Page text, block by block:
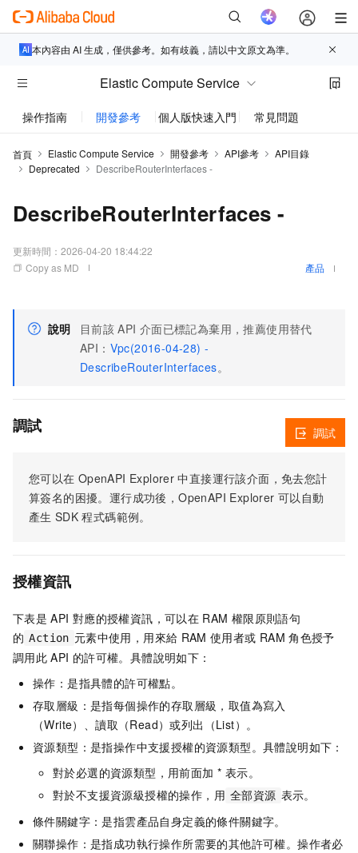
本內容由 AI 生成，僅供參考。如有歧義，請以中文原文為準。
Elastic Compute Service
操作指南 開發參考 個人版快速入門 常見問題
首頁 Elastic Compute Service 開發參考 API參考
API目錄
Deprecated
DescribeRouterInterfaces -
DescribeRouterInterfaces -
更新時間： 2026-04-20 18:44:22
Copy as MD
產品
說明 目前該 API 介面已標記為棄用，推薦使用替代
API： Vpc(2016-04-28) -
DescribeRouterInterfaces。
調試
您可以在 OpenAPI Explorer 中直接運行該介面，免去您計
算簽名的困擾。運行成功後，OpenAPI Explorer 可以自動
產生 SDK 程式碼範例。
調試
授權資訊
下表是 API 對應的授權資訊，可以在 RAM 權限原則語句
的 Action 元素中使用，用來給 RAM 使用者或 RAM 角色授予
調用此 API 的許可權。具體說明如下：
操作：是指具體的許可權點。
存取層級：是指每個操作的存取層級，取值為寫入
（Write）、讀取（Read）或列出（List）。
資源類型：是指操作中支援授權的資源類型。具體說明如下：
對於必選的資源類型，用前面加 * 表示。
對於不支援資源級授權的操作，用 全部資源 表示。
條件關鍵字：是指雲產品自身定義的條件關鍵字。
關聯操作：是指成功執行操作所需要的其他許可權。操作者必